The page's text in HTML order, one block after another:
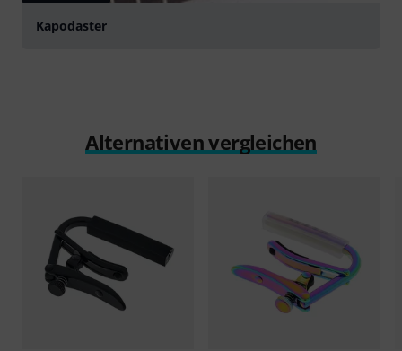
Kapodaster
Alternativen vergleichen